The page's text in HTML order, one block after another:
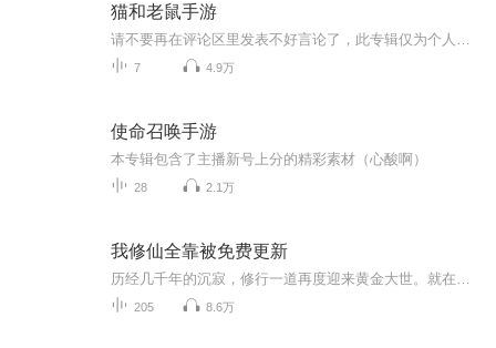
猫和老鼠手游
7 4.9万
使命召唤手游
本专辑包含了主播新号上分的精彩素材（心酸啊）
28 2.1万
我修仙全靠被免费更新
205 8.6万